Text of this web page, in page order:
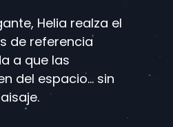
Helia realza el
de referencia
a que las
del espacio… sin